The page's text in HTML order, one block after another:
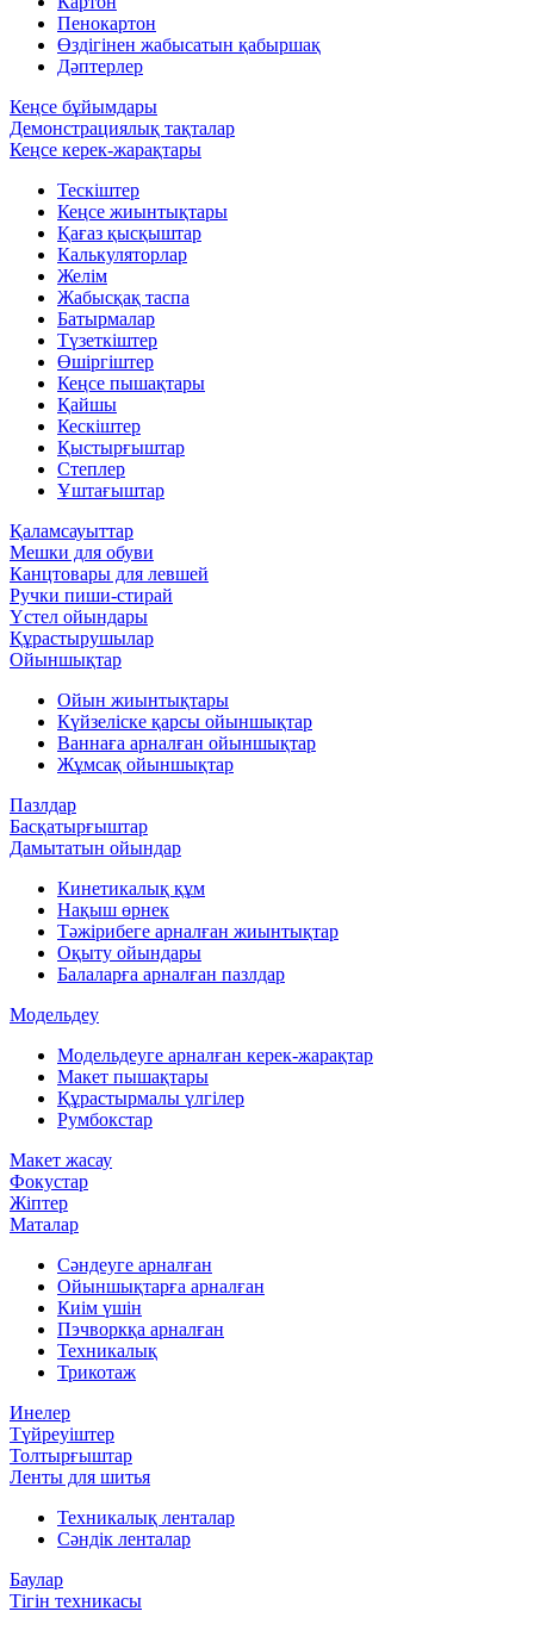
Пенокартон
Өздігінен жабысатын қабыршақ
Дәптерлер
Кеңсе бұйымдары
Демонстрациялық тақталар
Кеңсе керек-жарақтары
Тескіштер
Кеңсе жиынтықтары
Қағаз қысқыштар
Калькуляторлар
Желім
Жабысқақ таспа
Батырмалар
Түзеткіштер
Өшіргіштер
Кеңсе пышақтары
Қайшы
Кескіштер
Қыстырғыштар
Степлер
Ұштағыштар
Қаламсауыттар
Мешки для обуви
Канцтовары для левшей
Ручки пиши-стирай
Үстел ойындары
Құрастырушылар
Ойыншықтар
Ойын жиынтықтары
Күйзеліске қарсы ойыншықтар
Ваннаға арналған ойыншықтар
Жұмсақ ойыншықтар
Пазлдар
Басқатырғыштар
Дамытатын ойындар
Кинетикалық құм
Нақыш өрнек
Тәжірибеге арналған жиынтықтар
Оқыту ойындары
Балаларға арналған пазлдар
Модельдеу
Модельдеуге арналған керек-жарақтар
Макет пышақтары
Құрастырмалы үлгілер
Румбокстар
Макет жасау
Фокустар
Жіптер
Маталар
Сәндеуге арналған
Ойыншықтарға арналған
Киім үшін
Пэчворкқа арналған
Техникалық
Трикотаж
Инелер
Түйреуіштер
Толтырғыштар
Ленты для шитья
Техникалық ленталар
Сәндік ленталар
Баулар
Тігін техникасы